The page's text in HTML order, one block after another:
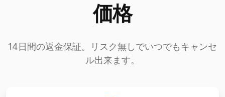
価格
14日間の返金保証。リスク無しでいつでもキャンセ
ル出来ます。